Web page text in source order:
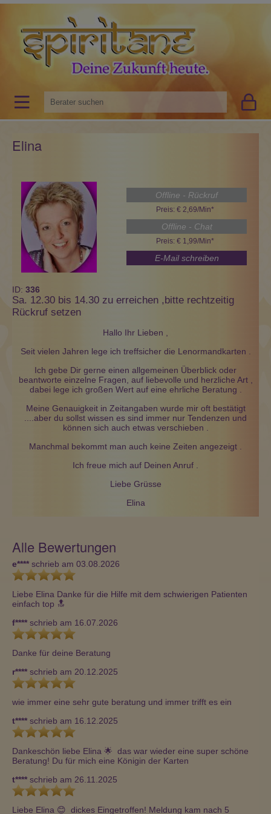
Elina
Offline - Rückruf
Preis: € 2,69/Min*
Offline - Chat
Preis: € 1,99/Min*
E-Mail schreiben
ID: 336
Sa. 12.30 bis 14.30 zu erreichen ,bitte rechtzeitig
Rückruf setzen
Hallo Ihr Lieben ,
Seit vielen Jahren lege ich treffsicher die Lenormandkarten .
Ich gebe Dir gerne einen allgemeinen Überblick oder
beantworte einzelne Fragen, auf liebevolle und herzliche Art ,
dabei lege ich großen Wert auf eine ehrliche Beratung .
Meine Genauigkeit in Zeitangaben wurde mir oft bestätigt
....aber du sollst wissen es sind immer nur Tendenzen und
können sich auch etwas verschieben .
Manchmal bekommt man auch keine Zeiten angezeigt .
Ich freue mich auf Deinen Anruf .
Liebe Grüsse
Elina
Alle Bewertungen
e**** schrieb am 03.08.2026
Liebe Elina Danke für die Hilfe mit dem schwierigen Patienten
einfach top 🔝
f**** schrieb am 16.07.2026
Danke für deine Beratung
r**** schrieb am 20.12.2025
wie immer eine sehr gute beratung und immer trifft es ein
t**** schrieb am 16.12.2025
Dankeschön liebe Elina 🌟  das war wieder eine super schöne
Beratung! Du für mich eine Königin der Karten
t**** schrieb am 26.11.2025
Liebe Elina 😊  dickes Eingetroffen! Meldung kam nach 5